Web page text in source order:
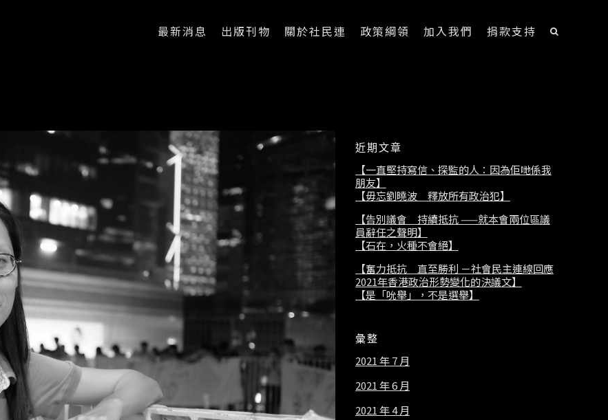
最新消息 出版刊物 關於社民連 政策綱領 加入我們 捐款支持
近期文章
【一直堅持寫信、探監的人：因為佢哋係我
朋友】
【毋忘劉曉波 釋放所有政治犯】
【告別議會 持續抵抗 ——就本會兩位區議
員辭任之聲明】
【石在，火種不會絕】
【奮力抵抗 直至勝利 －社會民主連線回應
2021年香港政治形勢變化的決議文】
【是「吮舉」，不是選舉】
彙整
2021 年 7 月
2021 年 6 月
2021 年 4 月